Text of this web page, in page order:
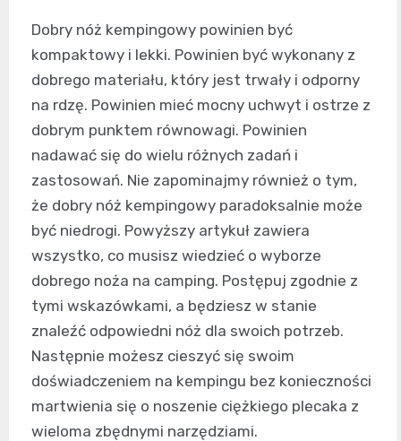
Dobry nóż kempingowy powinien być
kompaktowy i lekki. Powinien być wykonany z
dobrego materiału, który jest trwały i odporny
na rdzę. Powinien mieć mocny uchwyt i ostrze z
dobrym punktem równowagi. Powinien
nadawać się do wielu różnych zadań i
zastosowań. Nie zapominajmy również o tym,
że dobry nóż kempingowy paradoksalnie może
być niedrogi. Powyższy artykuł zawiera
wszystko, co musisz wiedzieć o wyborze
dobrego noża na camping. Postępuj zgodnie z
tymi wskazówkami, a będziesz w stanie
znaleźć odpowiedni nóż dla swoich potrzeb.
Następnie możesz cieszyć się swoim
doświadczeniem na kempingu bez konieczności
martwienia się o noszenie ciężkiego plecaka z
wieloma zbędnymi narzędziami.